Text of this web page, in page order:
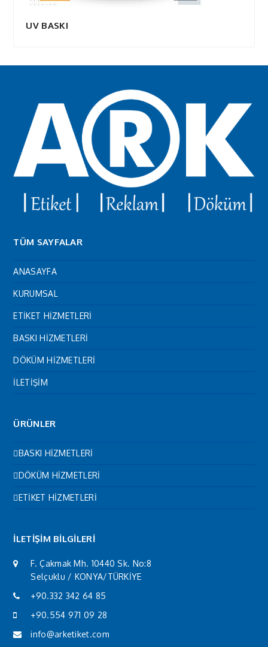
UV BASKI
TÜM SAYFALAR
ANASAYFA
KURUMSAL
ETİKET HİZMETLERİ
BASKI HİZMETLERİ
DÖKÜM HİZMETLERİ
İLETİŞİM
ÜRÜNLER
BASKI HİZMETLERİ
DÖKÜM HİZMETLERİ
ETİKET HİZMETLERİ
İLETİŞİM BİLGİLERİ
F. Çakmak Mh. 10440 Sk. No:8
Selçuklu / KONYA/TÜRKİYE
+90.332 342 64 85
+90.554 971 09 28
info@arketiket.com